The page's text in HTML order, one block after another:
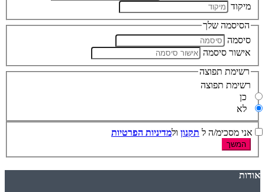
מיקוד
הסיסמה שלך
סיסמה
אישור סיסמה
רשימת תפוצה
רשימת תפוצה
כן
לא
אני מסכימ/ה ל תקנון ולמדיניות הפרטיות
אודות